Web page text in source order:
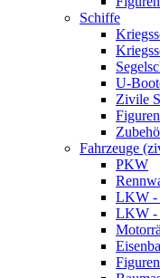
Schiffe
U-
Zivile
Figuren
Fahrzeuge
PKW
LKW -
LKW -
Figuren